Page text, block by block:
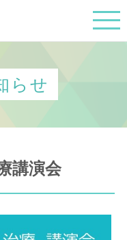
らせ
講演会